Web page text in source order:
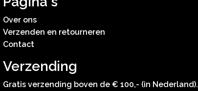
Over ons
Verzenden en retourneren
Contact
Verzending
Gratis verzending boven de € 100,- (in Nederland).